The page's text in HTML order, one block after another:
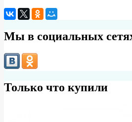
Мы в социальных
Только что купили